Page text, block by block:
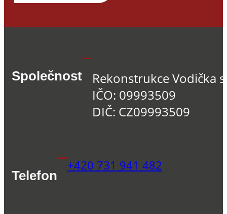
Společnost
Rekonstrukce Vodička
IČO: 09993509
DIČ: CZ09993509
Telefon
+420 731 941 482